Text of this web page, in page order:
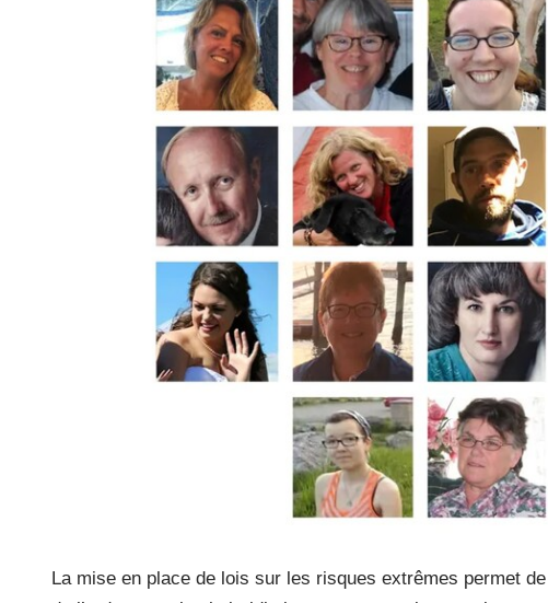
La mise en place de lois sur les risques extrêmes permet